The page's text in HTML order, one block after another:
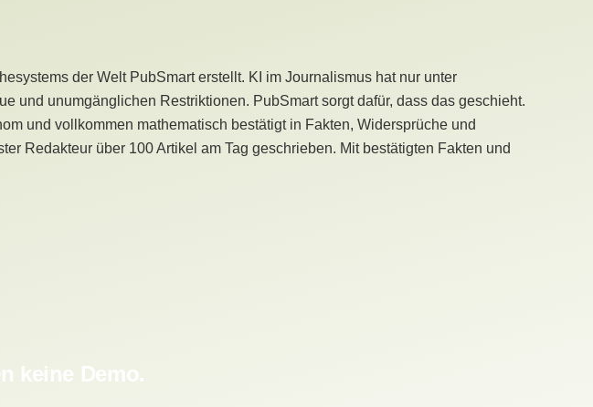
der Welt PubSmart erstellt. KI im Journalismus hat nur unter
und unumgänglichen Restriktionen. PubSmart sorgt dafür, dass das geschieht.
und vollkommen mathematisch bestätigt in Fakten, Widersprüche und
Redakteur über 100 Artikel am Tag geschrieben. Mit bestätigten Fakten und
keine Demo.